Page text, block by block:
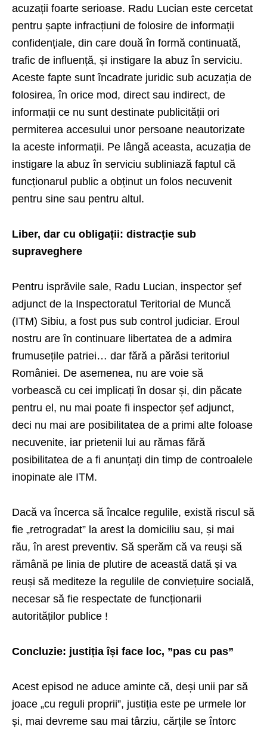
acuzații foarte serioase. Radu Lucian este cercetat
pentru șapte infracțiuni de folosire de informații
confidențiale, din care două în formă continuată,
trafic de influență, și instigare la abuz în serviciu.
Aceste fapte sunt încadrate juridic sub acuzația de
folosirea, în orice mod, direct sau indirect, de
informații ce nu sunt destinate publicității ori
permiterea accesului unor persoane neautorizate
la aceste informații. Pe lângă aceasta, acuzația de
instigare la abuz în serviciu subliniază faptul că
funcționarul public a obținut un folos necuvenit
pentru sine sau pentru altul.
Liber, dar cu obligații: distracție sub
supraveghere
Pentru isprăvile sale, Radu Lucian, inspector șef
adjunct de la Inspectoratul Teritorial de Muncă
(ITM) Sibiu, a fost pus sub control judiciar. Eroul
nostru are în continuare libertatea de a admira
frumusețile patriei… dar fără a părăsi teritoriul
României. De asemenea, nu are voie să
vorbească cu cei implicați în dosar și, din păcate
pentru el, nu mai poate fi inspector șef adjunct,
deci nu mai are posibilitatea de a primi alte foloase
necuvenite, iar prietenii lui au rămas fără
posibilitatea de a fi anunțați din timp de controalele
inopinate ale ITM.
Dacă va încerca să încalce regulile, există riscul să
fie „retrogradat” la arest la domiciliu sau, și mai
rău, în arest preventiv. Să sperăm că va reuși să
rămână pe linia de plutire de această dată și va
reuși să mediteze la regulile de conviețuire socială,
necesar să fie respectate de funcționarii
autorităților publice !
Concluzie: justiția își face loc, ”pas cu pas”
Acest episod ne aduce aminte că, deși unii par să
joace „cu reguli proprii”, justiția este pe urmele lor
și, mai devreme sau mai târziu, cărțile se întorc